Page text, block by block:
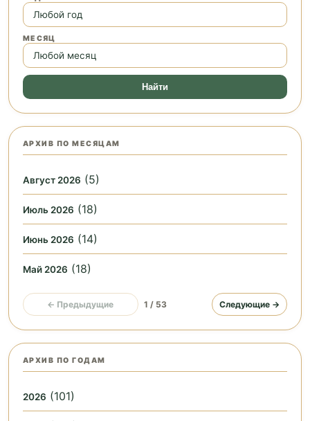
МЕСЯЦ
Найти
АРХИВ ПО МЕСЯЦАМ
Август 2026 (5)
Июль 2026 (18)
Июнь 2026 (14)
Май 2026 (18)
← Предыдущие 1 / 53 Следующие →
АРХИВ ПО ГОДАМ
2026 (101)